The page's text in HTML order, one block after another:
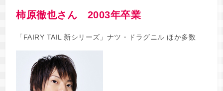
柿原徹也さん 2003年卒業
「FAIRY TAIL 新シリーズ」ナツ・ドラグニル ほか多数